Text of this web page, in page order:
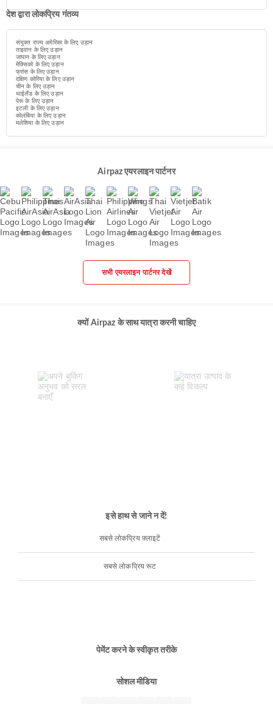
देश द्वारा लोकप्रिय गंतव्य
संयुक्त राज्य अमेरिका के लिए उड़ान
ताइवान के लिए उड़ान
जापान के लिए उड़ान
मेक्सिको के लिए उड़ान
फ्रांस के लिए उड़ान
दक्षिण कोरिया के लिए उड़ान
चीन के लिए उड़ान
थाईलैंड के लिए उड़ान
पेरू के लिए उड़ान
इटली के लिए उड़ान
कोलंबिया के लिए उड़ान
मलेशिया के लिए उड़ान
Airpaz एयरलाइन पार्टनर
सभी एयरलाइन पार्टनर देखें
क्यों Airpaz के साथ यात्रा करनी चाहिए
इसे हाथ से जाने न दें!
सबसे लोकप्रिय फ़्लाइटें
सबसे लोकप्रिय रूट
पेमेंट करने के स्वीकृत तरीके
सोशल मीडिया